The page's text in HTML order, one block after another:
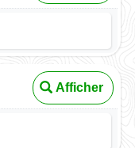
Afficher